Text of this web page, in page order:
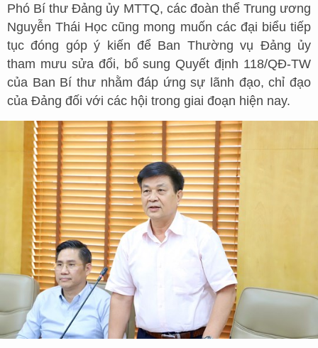
Phó Bí thư Đảng ủy MTTQ, các đoàn thể Trung ương
Nguyễn Thái Học cũng mong muốn các đại biểu tiếp
tục đóng góp ý kiến để Ban Thường vụ Đảng ủy
tham mưu sửa đổi, bổ sung Quyết định 118/QĐ-TW
của Ban Bí thư nhằm đáp ứng sự lãnh đạo, chỉ đạo
của Đảng đối với các hội trong giai đoạn hiện nay.